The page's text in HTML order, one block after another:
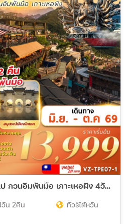
ทัวร์ไต้หวัน TAIWAN ไทเป กวนอิมพันมือ เกาะเหอผิง 4วัน 2คืน (VZ)
วัน 2คืน ทัวร์ไต้หวัน